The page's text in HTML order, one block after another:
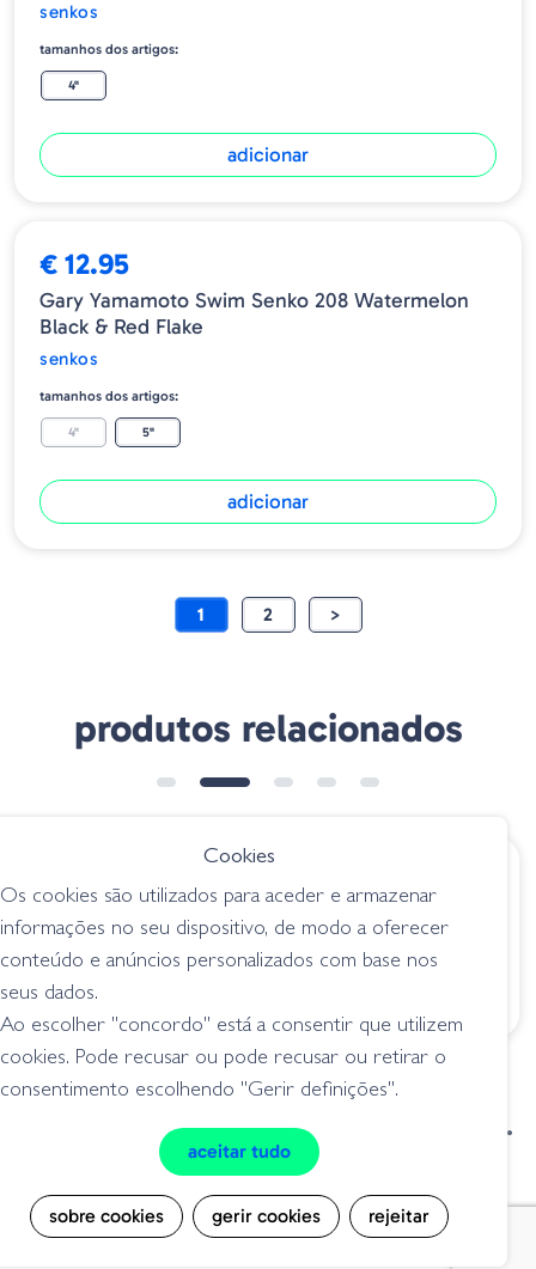
senkos
tamanhos dos artigos:
4"
adicionar
€ 12.95
Gary Yamamoto Swim Senko 208 Watermelon
Black & Red Flake
senkos
tamanhos dos artigos:
4" 5"
adicionar
1 2 >
produtos relacionados
€ 5.85
Amostra Stick 04-
0603 Junebug
Rapala Crush City
Salt Ned Roll -
Ghost Morning
condições de venda
livro de reclamações
privacidade
cookies
Grilo Pesca - Loja de Pesca e Competição © Todos os direitos reservados |
Desenvolvido porBomsite
Cookies
Os cookies são utilizados para aceder e armazenar
informações no seu dispositivo, de modo a oferecer
conteúdo e anúncios personalizados com base nos
seus dados.
Ao escolher "concordo" está a consentir que utilizem
cookies. Pode recusar ou pode recusar ou retirar o
consentimento escolhendo "Gerir definições".
aceitar tudo
sobre cookies gerir cookies rejeitar